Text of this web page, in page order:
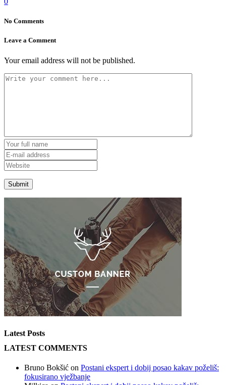
No Comments
Leave a Comment
Your email address will not be published.
Latest Posts
LATEST COMMENTS
Bruno Bokšić on Postani ekspert i dobij posao kakav poželiš:
fokusirano vježbanje